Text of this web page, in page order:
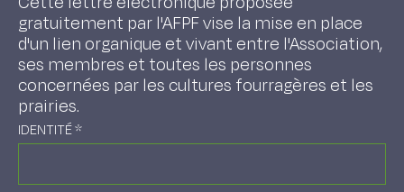
gratuitement par l'AFPF vise la mise en place
d'un lien organique et vivant entre l'Association,
ses membres et toutes les personnes
concernées par les cultures fourragères et les
prairies.
IDENTITÉ*